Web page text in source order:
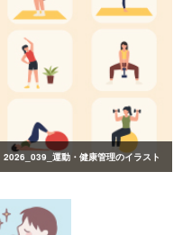
2026_039_運動・健康管理のイラスト